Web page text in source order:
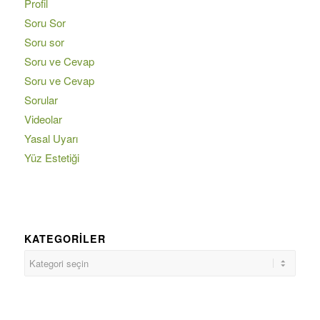
Profil
Soru Sor
Soru sor
Soru ve Cevap
Soru ve Cevap
Sorular
Videolar
Yasal Uyarı
Yüz Estetiği
KATEGORILER